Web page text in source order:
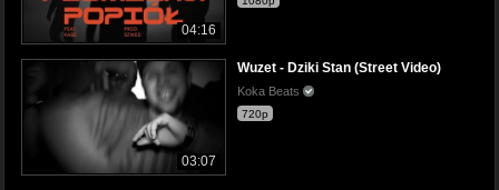
04:16
03:07
Wuzet - Dziki Stan (Street Video)
Koka Beats
720p